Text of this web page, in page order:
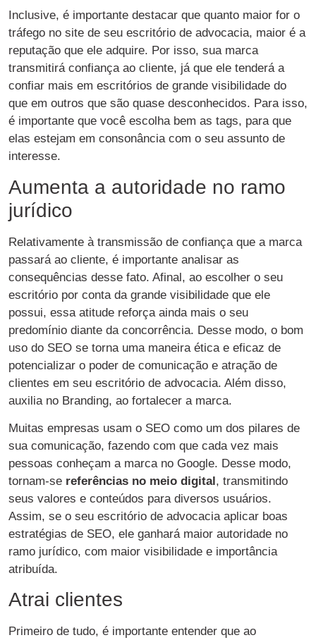
Inclusive, é importante destacar que quanto maior for o
tráfego no site de seu escritório de advocacia, maior é a
reputação que ele adquire. Por isso, sua marca
transmitirá confiança ao cliente, já que ele tenderá a
confiar mais em escritórios de grande visibilidade do
que em outros que são quase desconhecidos. Para isso,
é importante que você escolha bem as tags, para que
elas estejam em consonância com o seu assunto de
interesse.
Aumenta a autoridade no ramo
jurídico
Relativamente à transmissão de confiança que a marca
passará ao cliente, é importante analisar as
consequências desse fato. Afinal, ao escolher o seu
escritório por conta da grande visibilidade que ele
possui, essa atitude reforça ainda mais o seu
predomínio diante da concorrência. Desse modo, o bom
uso do SEO se torna uma maneira ética e eficaz de
potencializar o poder de comunicação e atração de
clientes em seu escritório de advocacia. Além disso,
auxilia no Branding, ao fortalecer a marca.
Muitas empresas usam o SEO como um dos pilares de
sua comunicação, fazendo com que cada vez mais
pessoas conheçam a marca no Google. Desse modo,
tornam-se referências no meio digital, transmitindo
seus valores e conteúdos para diversos usuários.
Assim, se o seu escritório de advocacia aplicar boas
estratégias de SEO, ele ganhará maior autoridade no
ramo jurídico, com maior visibilidade e importância
atribuída.
Atrai clientes
Primeiro de tudo, é importante entender que ao